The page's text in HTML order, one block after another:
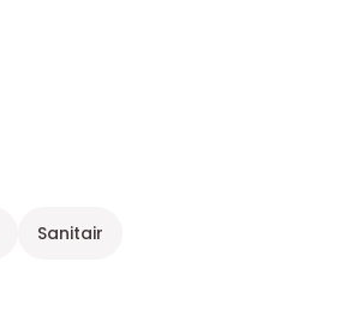
Sanitair